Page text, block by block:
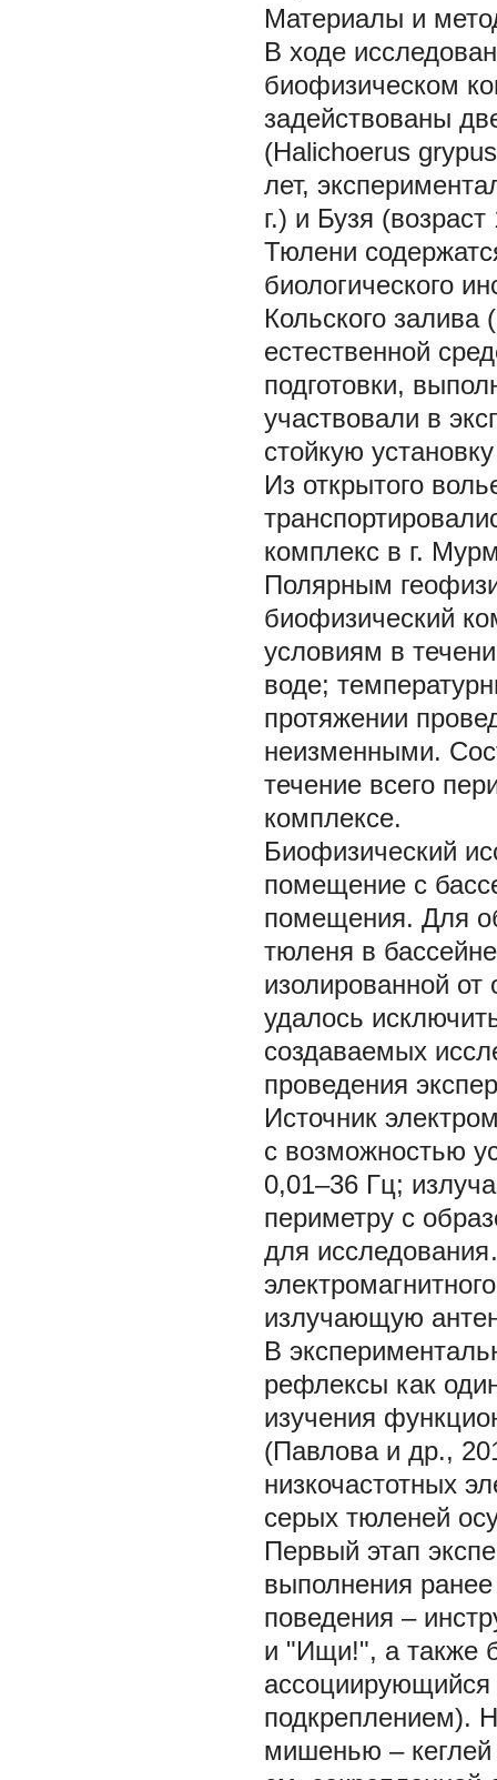
Материалы и
В ходе
биофизическом
задействованы
(Halichoerus
лет,
г.) и Бузя
Тюлени
биологического
Кольского
естественной
подготовки,
участвовали в
стойкую
Из открытого
комплекс в г.
Полярным
биофизический
условиям в
воде;
протяжении
неизменными.
течение всего
комплексе.
Биофизический
помещение с
помещения. Для
тюленя в
изолированной
удалось
создаваемых
проведения
Источник
с возможностью
0,01–36 Гц;
периметру с
для
излучающую
В
рефлексы как
изучения
(Павлова и др.,
низкочастотных
серых тюленей
Первый этап
выполнения
поведения –
и "Ищи!", а также
подкреплением).
мишенью – кеглей